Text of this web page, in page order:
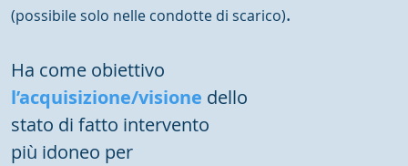
(possibile solo nelle condotte di scarico).
Ha come obiettivo
l’acquisizione/visione dello
stato di fatto intervento
più idoneo per